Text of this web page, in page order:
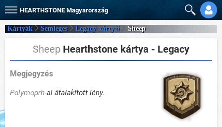
HEARTHSTONE Magyarország
Kártyák Semleges Legacy kártyái Sheep
Sheep Hearthstone kártya - Legacy
Megjegyzés
Polymoprh-al átalakított lény.